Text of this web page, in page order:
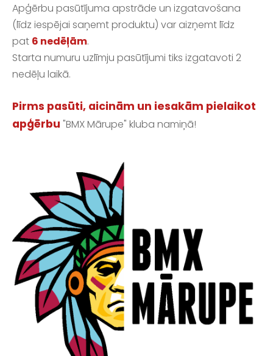
Apģērbu pasūtījuma apstrāde un izgatavošana
(līdz iespējai saņemt produktu) var aizņemt līdz
pat 6 nedēļām.
Starta numuru uzlīmju pasūtījumi tiks izgatavoti 2
nedēļu laikā.
Pirms pasūti, aicinām un iesakām pielaikot
apģērbu "BMX Mārupe" kluba namiņā!